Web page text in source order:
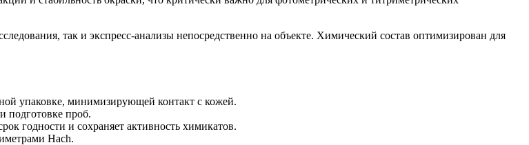
так и экспресс-анализы непосредственно на объекте. Химический состав оптимизирован для
упаковке, минимизирующей контакт с кожей.
подготовке проб.
годности и сохраняет активность химикатов.
Hach.